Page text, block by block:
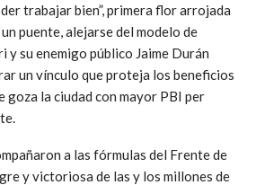
trabajar bien”, primera flor arrojada
puente, alejarse del modelo de
su enemigo público Jaime Durán
un vínculo que proteja los beneficios
goza la ciudad con mayor PBI per
a las fórmulas del Frente de
y victoriosa de las y los millones de